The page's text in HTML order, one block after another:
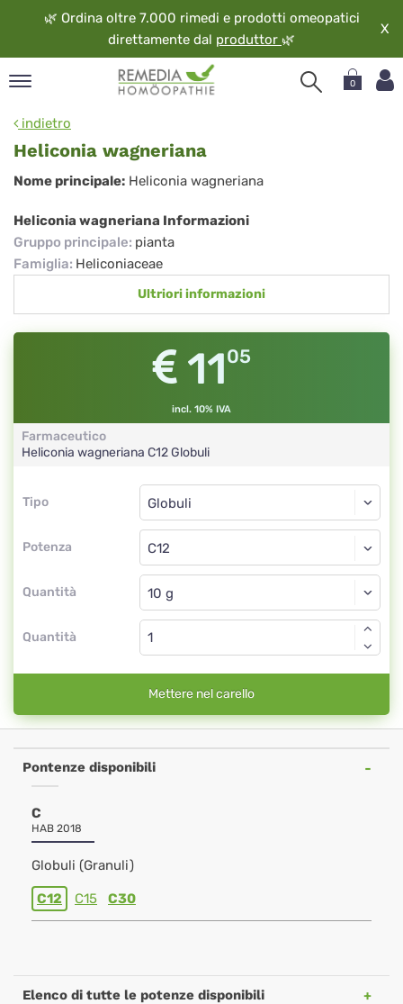
🌿 Ordina oltre 7.000 rimedi e prodotti omeopatici
direttamente dal produttor 🌿
X
0
indietro
Heliconia wagneriana
Heliconia
wagneriana
Nome principale: Heliconia wagneriana
Heliconia wagneriana Informazioni
Gruppo principale: pianta
Famiglia: Heliconiaceae
Ultriori informazioni
1105
incl. 10% IVA
Farmaceutico
Heliconia wagneriana C12Globuli
Tipo
Tipo
Potenza
Globuli
C12
Quantità
Globuli
Quantità
Mettere nel carello
Pontenze disponibili
C
HAB 2018
Globuli (Granuli)
C12 C15 C30
Elenco di tutte le potenze disponibili